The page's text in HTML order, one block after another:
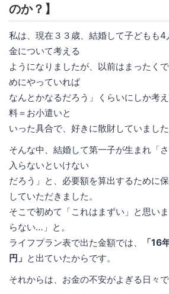
のか？】
私は、現在３３歳、結婚して子どもも
金について考える
ようになりましたが、以前はまったく
めにやっていれば
なんとかなるだろう」くらいにしか考
料＝お小遣いと
いった具合で、好きに散財していました
そんな中、結婚して第一子が生まれ「
入らないといけない
だろう」と、必要額を算出するために
していただきました。
そこで初めて「これはまずい」と思い
らない…」と。
ライフプラン表で出た金額では、
「16
円」 と出ていたからです。
それからは、お金の不安がよぎる日々で